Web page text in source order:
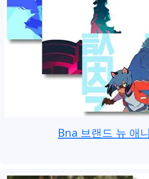
Bna 브랜드 뉴 애